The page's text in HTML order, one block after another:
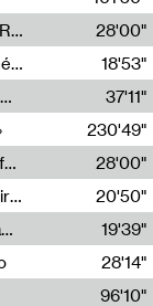
Radia Show #1099: TEA FM LORCA AS A DREAM
28'00"
Mimésis : MATERIA PRIMA # étude n°4 - Théâtre de l’Aquarium
18'53"
Ok Deluxe (full album) - I Don't Believe In Computing
37'11"
230'49"
Radia Show #1098: Radio Tecnicolor by Stefan Nussbaumer & Georg Zichy (Radio Orange 94.0)
28'00"
Mémoires en Creux #2 : Archive d'une histoire artistique
20'50"
Mémoires en Creux #1 : Contexte et panorama
19'39"
28'14"
96'10"